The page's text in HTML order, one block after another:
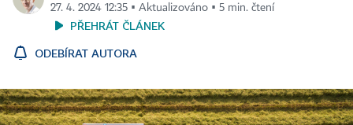
27. 4. 2024 12:35 ▪ Aktualizováno ▪ 5 min. čtení
PŘEHRÁT ČLÁNEK
ODEBÍRAT AUTORA